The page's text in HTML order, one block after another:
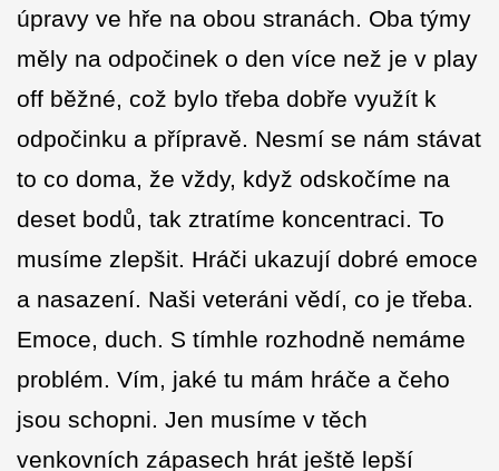
úpravy ve hře na obou stranách. Oba týmy
měly na odpočinek o den více než je v play
off běžné, což bylo třeba dobře využít k
odpočinku a přípravě. Nesmí se nám stávat
to co doma, že vždy, když odskočíme na
deset bodů, tak ztratíme koncentraci. To
musíme zlepšit. Hráči ukazují dobré emoce
a nasazení. Naši veteráni vědí, co je třeba.
Emoce, duch. S tímhle rozhodně nemáme
problém. Vím, jaké tu mám hráče a čeho
jsou schopni. Jen musíme v těch
venkovních zápasech hrát ještě lepší